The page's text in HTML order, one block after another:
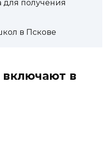
для получения
в Пскове
в